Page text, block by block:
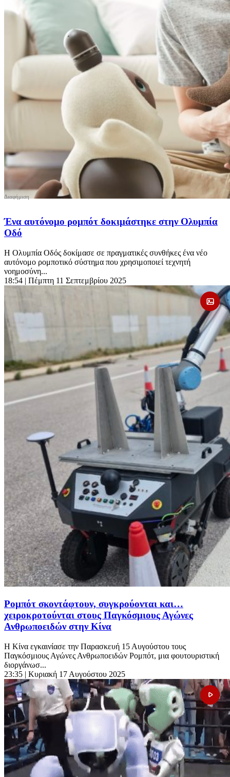
Ένα αυτόνομο ρομπότ δοκιμάστηκε στην Ολυμπία
Οδό
Η Ολυμπία Οδός δοκίμασε σε πραγματικές συνθήκες ένα νέο
αυτόνομο ρομποτικό σύστημα που χρησιμοποιεί τεχνητή
νοημοσύνη...
18:54 | Πέμπτη 11 Σεπτεμβρίου 2025
Ρομπότ σκοντάφτουν, συγκρούονται και…
χειροκροτούνται στους Παγκόσμιους Αγώνες
Ανθρωποειδών στην Κίνα
Η Κίνα εγκαινίασε την Παρασκευή 15 Αυγούστου τους
Παγκόσμιους Αγώνες Ανθρωποειδών Ρομπότ, μια φουτουριστική
διοργάνωσ...
23:35 | Κυριακή 17 Αυγούστου 2025